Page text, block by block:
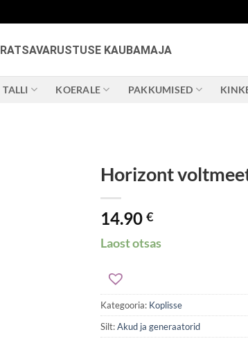
RATSAVARUSTUSE KAUBAMAJA
TALLI KOERALE PAKKUMISED
Horizont
14.90 €
Laost otsas
Kategooria: Koplisse
Silt:Akud ja generaatorid